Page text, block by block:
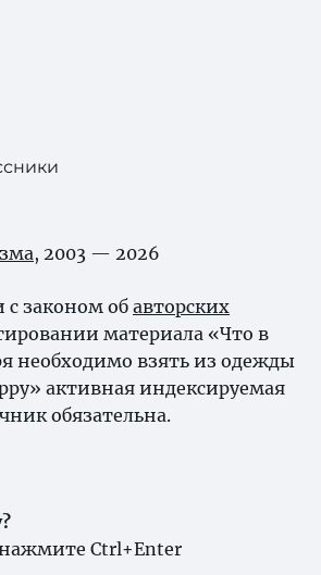
, 2003 — 2026
с законом об авторских
материала «Что в
необходимо взять из одежды
активная индексируемая
обязательна.
Ctrl+Enter